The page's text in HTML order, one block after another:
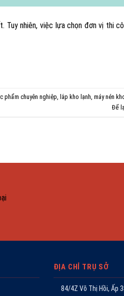
Tuy nhiên, việc lựa chọn đơn vị thi
phẩm chuyên nghiệp, lắp kho lạnh, máy nén
Để
ĐỊA CHỈ TRỤ SỞ
84/4Z Võ Thị Hồi, Ấp